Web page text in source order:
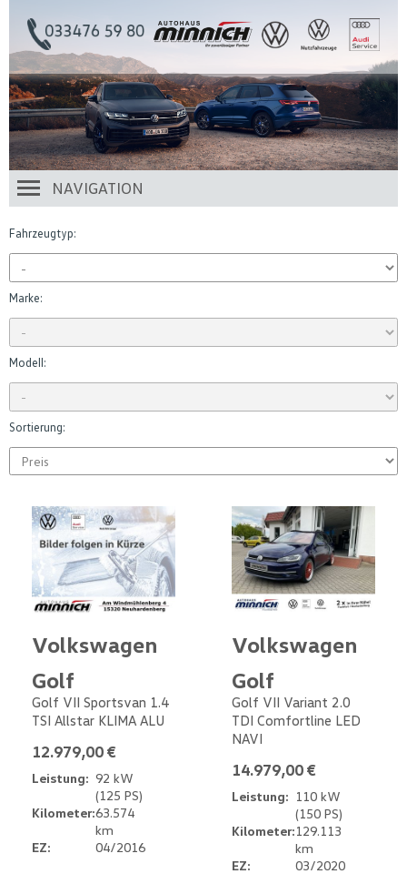
NAVIGATION
Fahrzeugtyp:
Marke:
Modell:
Sortierung:
Volkswagen
Golf
Golf VII Sportsvan 1.4
TSI Allstar KLIMA ALU
12.979,00 €
Leistung: 92 kW
(125 PS)
Kilometer:63.574
km
EZ:
04/2016
Volkswagen
Golf
Golf VII Variant 2.0
TDI Comfortline LED
NAVI
14.979,00 €
Leistung: 110 kW
(150 PS)
Kilometer:129.113
km
EZ:
03/2020